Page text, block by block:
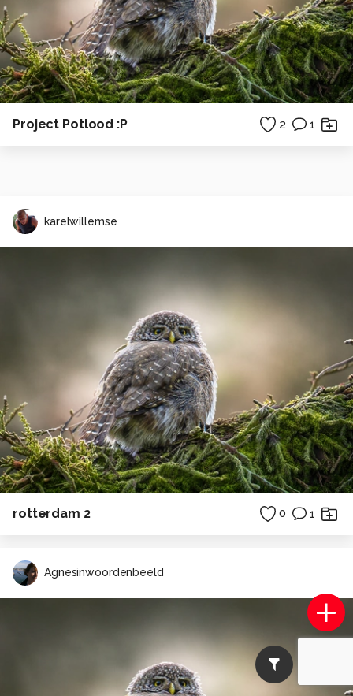
Project Potlood :P 2 1
karelwillemse
rotterdam 2 0 1
Agnesinwoordenbeeld